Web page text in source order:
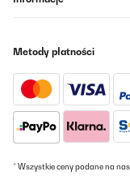
use it in
to replace if
Jack
Tłumacz
Metody płatności
* Wszystkie ceny podane na